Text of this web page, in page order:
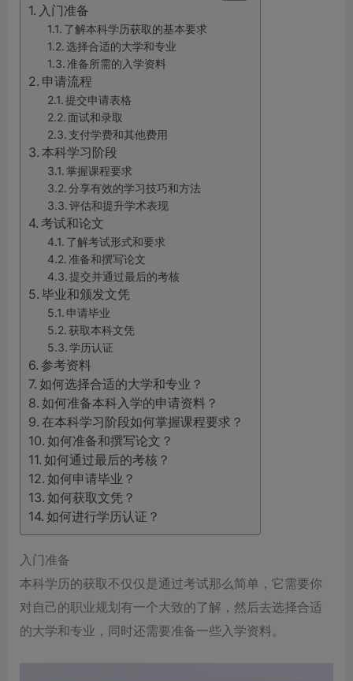
入门准备
了解本科学历获取的基本要求
选择合适的大学和专业
准备所需的入学资料
申请流程
提交申请表格
面试和录取
支付学费和其他费用
本科学习阶段
掌握课程要求
分享有效的学习技巧和方法
评估和提升学术表现
考试和论文
了解考试形式和要求
准备和撰写论文
提交并通过最后的考核
毕业和颁发文凭
申请毕业
获取本科文凭
学历认证
参考资料
如何选择合适的大学和专业？
如何准备本科入学的申请资料？
在本科学习阶段如何掌握课程要求？
如何准备和撰写论文？
如何通过最后的考核？
如何申请毕业？
如何获取文凭？
如何进行学历认证？
入门准备
本科学历的获取不仅仅是通过考试那么简单，它需要你
对自己的职业规划有一个大致的了解，然后去选择合适
的大学和专业，同时还需要准备一些入学资料。